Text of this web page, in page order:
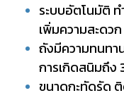
ระบบอัตโนมัติ
เพิ่มความสะดวก
ถังมีความทนท
การเกิดสนิมถึง
ขนาดกะทัดรัด